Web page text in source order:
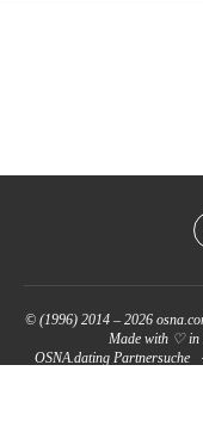
© (1996) 2014 – 2026
Made with ♡ in
OSNA.dating Partnersuche